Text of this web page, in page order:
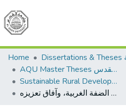
Communities &
All of
Home
AQU Master Theses الرسائل الجامعية الخاصة بجامعة القدس
Sustainable Rural Development التنمية الريفية المستدامة
دور ديوان الموظفين العام في إدارة الموارد البشرية من وجهة نظر المدراء العامين للشؤون الإدارية والمالية في الضفة الغربية، وآفاق تعزيزه